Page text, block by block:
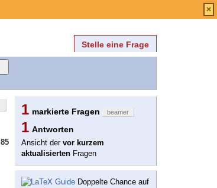
Stelle eine Frage
85
1 markierte Fragen beamer
1 Antworten
Ansicht der vor kurzem
aktualisierten Fragen
Doppelte Chance auf
×